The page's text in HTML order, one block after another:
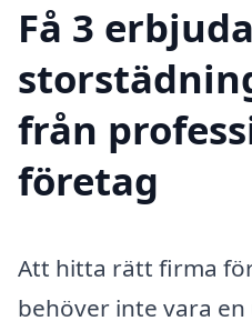
Få 3
från
företag
Att hitta rätt firma
behöver inte vara